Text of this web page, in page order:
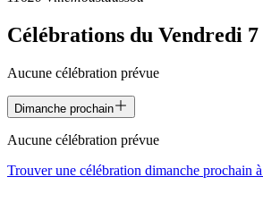
Célébrations du Vendredi
Aucune célébration prévue
Dimanche prochain
Aucune célébration prévue
Trouver une célébration dimanche prochain à